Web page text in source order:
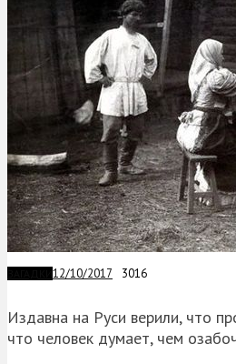
12/10/2017 3016
Издавна на Руси верили, что
что человек думает, чем